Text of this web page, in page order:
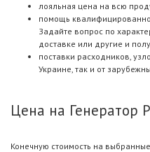
лояльная цена на всю
помощь
Задайте вопрос по
доставке или другие и
поставки расходников,
Украине, так и от
Цена на Генератор
Конечную стоимость на